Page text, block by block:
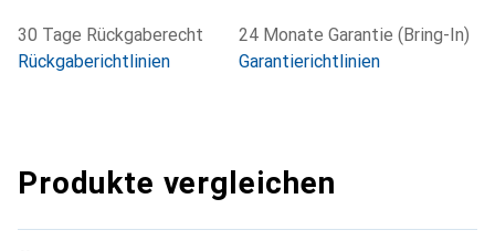
30 Tage Rückgaberecht
Rückgaberichtlinien
24 Monate Garantie (Bring-In)
Garantierichtlinien
Produkte vergleichen